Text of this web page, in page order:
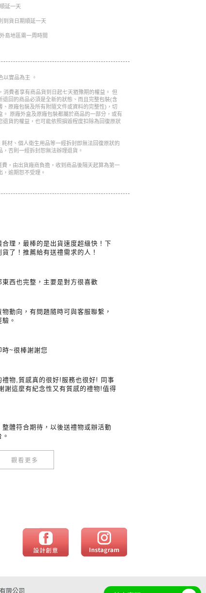
延一天
到貨日期順延一天
島地區需一周時間
以實品為主 。
消費者享有商品貨到日起七天猶豫期的權益。 但
退回的商品必須是全新的狀態、而且完整包裝(含
、原廠包裝及所有附隨文件或資料的完整性)，切
。 原廠外盒及原廠包裝都屬於商品的一部分，或有
退貨的權益，也可能依照損毀程度扣除為回復原狀
材、個人衛生用品等一經拆封即無法回復原狀的
否則一經拆封恕無法辦理退貨。
，由出貨廠商負擔，收到商品後隔天起算為第一
逾期恕不受理。
合理，最棒的是出貨速度超級快！下
了！推薦給有送禮需求的人！
東西也完整，主要是對方很喜歡
動向，有問題隨時可與客服聯繫，
。
時~很棒謝謝您
禮物,質感真的很好!服務也很好! 同事
謝這麼有紀念性又有質感的禮物!值得
整體符合期待，以後送禮物或辦活動
觀看更多
限公司